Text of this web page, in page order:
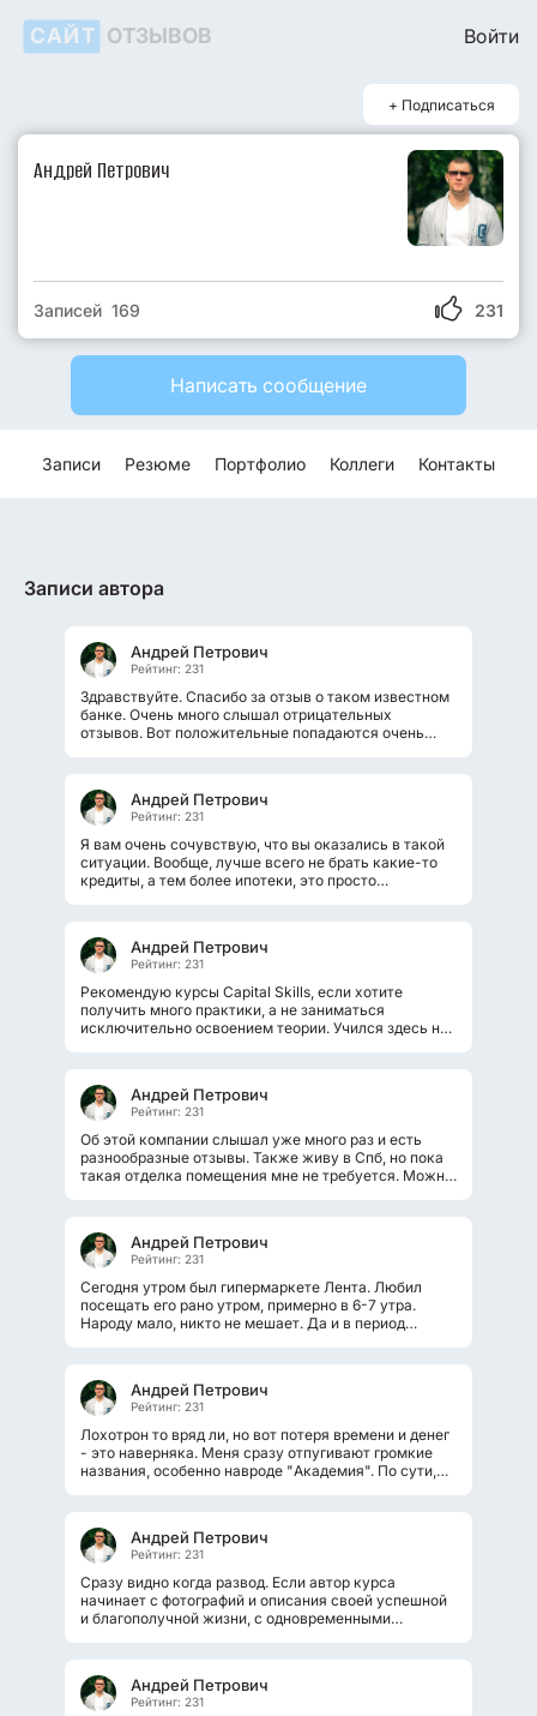
САЙТ ОТЗЫВОВ Войти
+ Подписаться
Андрей Петрович
231
Записей 169
Написать сообщение
Записи Резюме Портфолио Коллеги Контакты
Записи автора
Андрей Петрович
Рейтинг: 231
Здравствуйте. Спасибо за отзыв о таком известном
банке. Очень много слышал отрицательных
отзывов. Вот положительные попадаются очень
Андрей Петрович
Рейтинг: 231
Я вам очень сочувствую, что вы оказались в такой
ситуации. Вообще, лучше всего не брать какие-то
кредиты, а тем более ипотеки, это просто
Андрей Петрович
Рейтинг: 231
Рекомендую курсы Capital Skills, если хотите
получить много практики, а не заниматься
исключительно освоением теории. Учился здесь на
Андрей Петрович
Рейтинг: 231
Об этой компании слышал уже много раз и есть
разнообразные отзывы. Также живу в Спб, но пока
такая отделка помещения мне не требуется. Можно
Андрей Петрович
Рейтинг: 231
Сегодня утром был гипермаркете Лента. Любил
посещать его рано утром, примерно в 6-7 утра.
Народу мало, никто не мешает. Да и в период
Андрей Петрович
Рейтинг: 231
Лохотрон то вряд ли, но вот потеря времени и денег
- это наверняка. Меня сразу отпугивают громкие
названия, особенно навроде "Академия". По сути,
Андрей Петрович
Рейтинг: 231
Сразу видно когда развод. Если автор курса
начинает с фотографий и описания своей успешной
и благополучной жизни, с одновременными
Андрей Петрович
Рейтинг: 231